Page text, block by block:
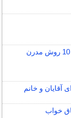
آقایان و خانم
خواب